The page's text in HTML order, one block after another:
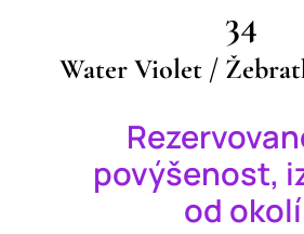
34
Water Violet /
povýšenost,
od okolí